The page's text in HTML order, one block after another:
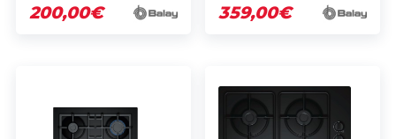
200,00€ 359,00€